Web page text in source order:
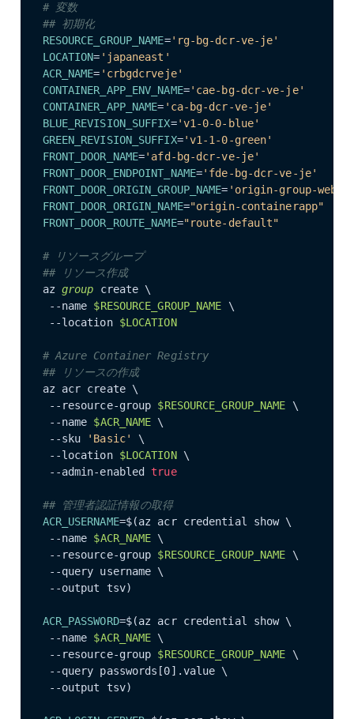
# 変数
## 初期化
RESOURCE_GROUP_NAME='rg-bg-dcr-ve-je'
LOCATION= 'japaneast'
ACR_NAME= 'crbgdcrveje'
CONTAINER_APP_ENV_NAME='cae-bg-dcr-ve-je'
CONTAINER_APP_NAME= 'ca-bg-dcr-ve-je'
BLUE_REVISION_SUFFIX='v1-0-0-blue'
GREEN_REVISION_SUFFIX='v1-1-0-green'
FRONT_DOOR_NAME='afd-bg-dcr-ve-je'
FRONT_DOOR_ENDPOINT_NAME='fde-bg-dcr-ve-je'
FRONT_DOOR_ORIGIN_GROUP_NAME= 'origin-group-web'
FRONT_DOOR_ORIGIN_NAME="origin-containerapp"
FRONT_DOOR_ROUTE_NAME="route-default"
# リソースグループ
## リソース作成
az group create \
--name $RESOURCE_GROUP_NAME \
--location $LOCATION
# Azure Container Registry
## リソースの作成
az acr create \
--resource-group $RESOURCE_GROUP_NAME \
--name $ACR_NAME \
--sku
'Basic'
\
--location $LOCATION \
--admin-enabled true
## 管理者認証情報の取得
ACR_USERNAME=$(az acr credential show \
--name $ACR_NAME \
--resource-group $RESOURCE_GROUP_NAME \
--query username \
--output tsv)
ACR_PASSWORD=$(az acr credential show \
--name $ACR_NAME \
--resource-group $RESOURCE_GROUP_NAME \
--query passwords[0].value \
--output tsv)